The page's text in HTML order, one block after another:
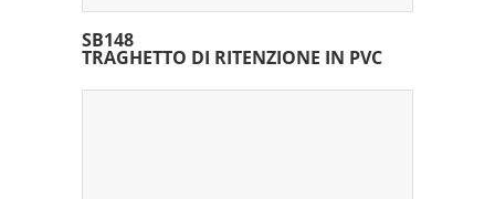
SB148
TRAGHETTO DI RITENZIONE IN PVC